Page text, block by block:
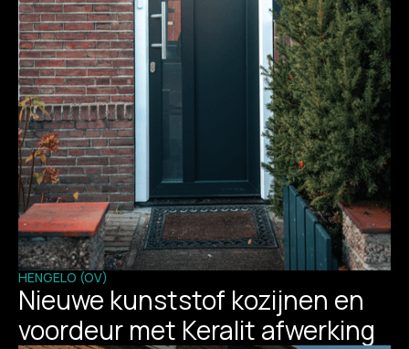
HENGELO (OV)
Nieuwe kunststof kozijnen en
voordeur met Keralit afwerking